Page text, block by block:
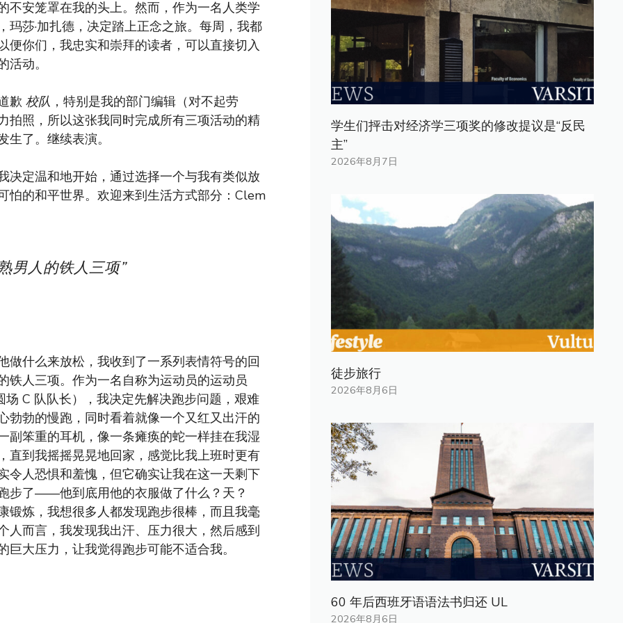
不安笼罩在我的头上。然而，作为一名人类学
莎·加扎德，决定踏上正念之旅。每周，我都
你们，我忠实和崇拜的读者，可以直接切入
动。
歉 校队 ，特别是我的部门编辑（对不起劳
拍照，所以这张我同时完成所有三项活动的精
了。继续表演。
决定温和地开始，通过选择一个与我有类似放
怕的和平世界。欢迎来到生活方式部分：Clem
男人的铁人三项”
做什么来放松，我收到了一系列表情符号的回
铁人三项。作为一名自称为运动员的运动员
C 队队长），我决定先解决跑步问题，艰难
勃勃的慢跑，同时看着就像一个又红又出汗的
副笨重的耳机，像一条瘫痪的蛇一样挂在我湿
直到我摇摇晃晃地回家，感觉比我上班时更有
令人恐惧和羞愧，但它确实让我在这一天剩下
步了——他到底用他的衣服做了什么？天？
锻炼，我想很多人都发现跑步很棒，而且我毫
而言，我发现我出汗、压力很大，然后感到
大压力，让我觉得跑步可能不适合我。
学生们抨击对经济学三项奖的修改提议是“反民
主”
2026年8月7日
徒步旅行
2026年8月6日
60 年后西班牙语语法书归还 UL
2026年8月6日